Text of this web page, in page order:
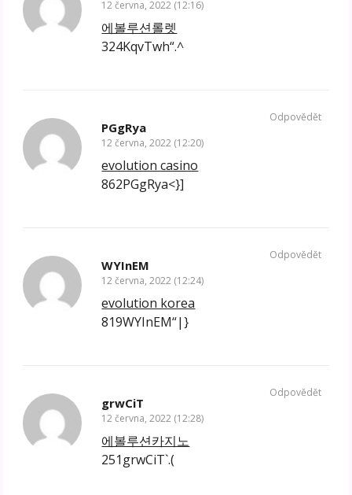
12 června, 2022 (12:16)
에볼루션롤렛
324KqvTwh“.^
PGgRya
12 června, 2022 (12:20)
evolution casino
862PGgRya<}]
Odpovědět
WYInEM
12 června, 2022 (12:24)
evolution korea
819WYInEM“|}
Odpovědět
grwCiT
12 června, 2022 (12:28)
에볼루션카지노
251grwCiT`.(
Odpovědět